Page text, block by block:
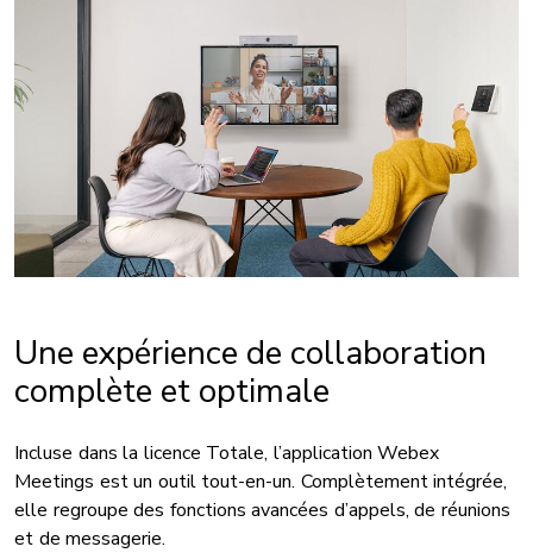
Une expérience de collaboration
complète et optimale
Incluse dans la licence Totale, l’application Webex
Meetings est un outil tout-en-un. Complètement intégrée,
elle regroupe des fonctions avancées d’appels, de réunions
et de messagerie.